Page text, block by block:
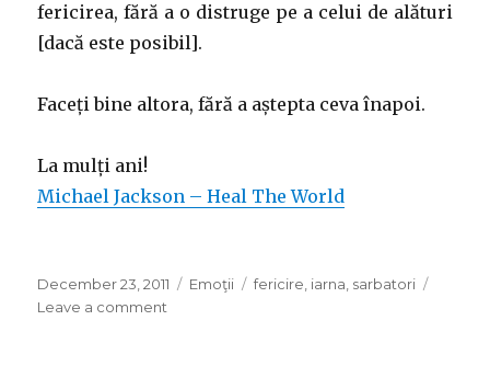
fericirea, fără a o distruge pe a celui de alături
[dacă este posibil].
Faceți bine altora, fără a aștepta ceva înapoi.
La mulți ani!
Michael Jackson – Heal The World
Posted
on
December 23, 2011 Categories
Emoţii Tags
fericire iarna sarbatori
Leave a comment